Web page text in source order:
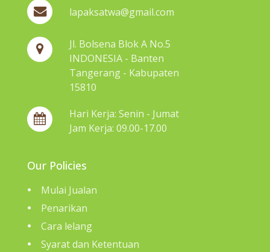
lapaksatwa@gmail.com
Jl. Bolsena Blok A No.5
INDONESIA - Banten
Tangerang - Kabupaten
15810
Hari Kerja: Senin - Jumat
Jam Kerja: 09.00-17.00
Our Policies
Mulai Jualan
Penarikan
Cara lelang
Syarat dan Ketentuan